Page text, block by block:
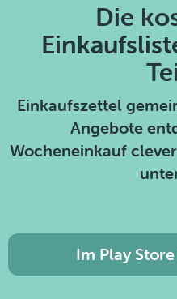
Die
Einkaufszettel
Angebote
Wocheneinkauf
Im Play